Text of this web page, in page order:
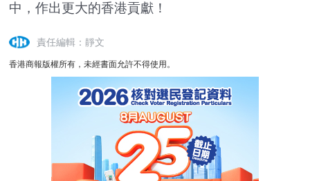
中，作出更大的香港貢獻！
責任編輯：靜文
香港商報版權所有，未經書面允許不得使用。